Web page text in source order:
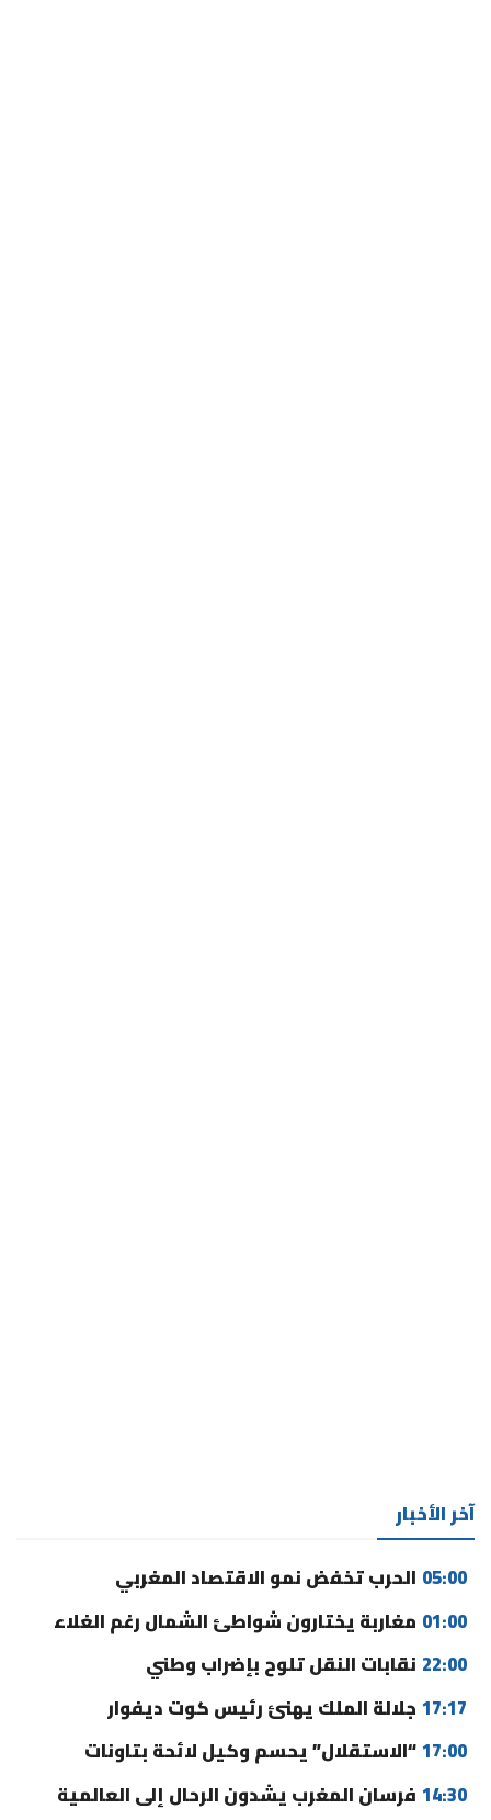
آخر الأخبار
05:00 الحرب تخفض نمو الاقتصاد المغربي
01:00 مغاربة يختارون شواطئ الشمال رغم الغلاء
22:00 نقابات النقل تلوح بإضراب وطني
17:17 جلالة الملك يهنئ رئيس كوت ديفوار
17:00“الاستقلال” يحسم وكيل لائحة بتاونات
14:30 فرسان المغرب يشدون الرحال إلى العالمية